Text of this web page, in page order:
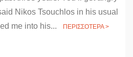
Nikos Tsouchlos in his usual
me into his...
ΠΕΡΙΣΣΟΤΕΡΑ >